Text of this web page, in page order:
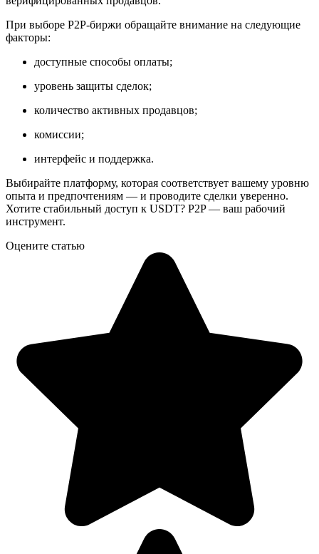
При выборе P2P-биржи обращайте внимание на следующие
факторы:
доступные способы оплаты;
уровень защиты сделок;
количество активных продавцов;
комиссии;
интерфейс и поддержка.
Выбирайте платформу, которая соответствует вашему уровню
опыта и предпочтениям — и проводите сделки уверенно.
Хотите стабильный доступ к USDT? P2P — ваш рабочий
инструмент.
Оцените статью